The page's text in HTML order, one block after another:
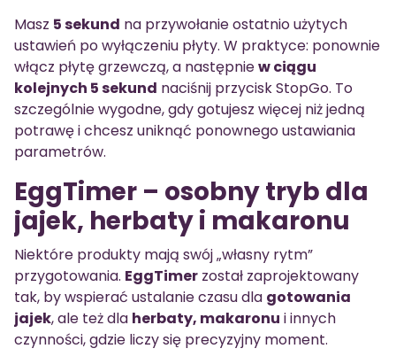
Masz 5 sekund na przywołanie ostatnio użytych
ustawień po wyłączeniu płyty. W praktyce: ponownie
włącz płytę grzewczą, a następniew ciągu
kolejnych 5 sekund naciśnij przycisk StopGo. To
szczególnie wygodne, gdy gotujesz więcej niż jedną
potrawę i chcesz uniknąć ponownego ustawiania
parametrów.
EggTimer – osobny tryb dla
jajek, herbaty i makaronu
Niektóre produkty mają swój „własny rytm”
przygotowania. EggTimer został zaprojektowany
tak, by wspierać ustalanie czasu dla gotowania
jajek, ale też dla herbaty, makaronu i innych
czynności, gdzie liczy się precyzyjny moment.